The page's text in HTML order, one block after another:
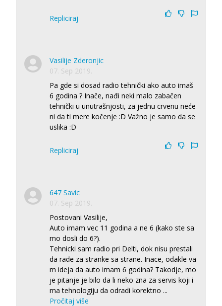
Repliciraj
Vasilije Zderonjic
07. Sep 2019.
Pa gde si dosad radio tehnički ako auto imaš
6 godina ? Inače, nađi neki malo zabačen
tehnički u unutrašnjosti, za jednu crvenu neće
ni da ti mere kočenje :D Važno je samo da se
uslika :D
Repliciraj
647 Savic
07. Sep 2019.
Postovani Vasilije,
Auto imam vec 11 godina a ne 6 (kako ste sa
mo dosli do 6?).
Tehnicki sam radio pri Delti, dok nisu prestali
da rade za stranke sa strane. Inace, odakle va
m ideja da auto imam 6 godina? Takodje, mo
je pitanje je bilo da li neko zna za servis koji i
ma tehnologiju da odradi korektno ...
Pročitaj više